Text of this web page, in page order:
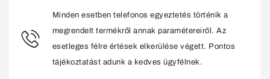
Minden esetben telefonos egyeztetés történik a
megrendelt termékről annak paramétereiről. Az
esetleges félre értések elkerülése végett. Pontos
tájékoztatást adunk a kedves ügyfélnek.